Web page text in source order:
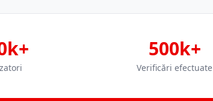
500k+
Verificări efectuate